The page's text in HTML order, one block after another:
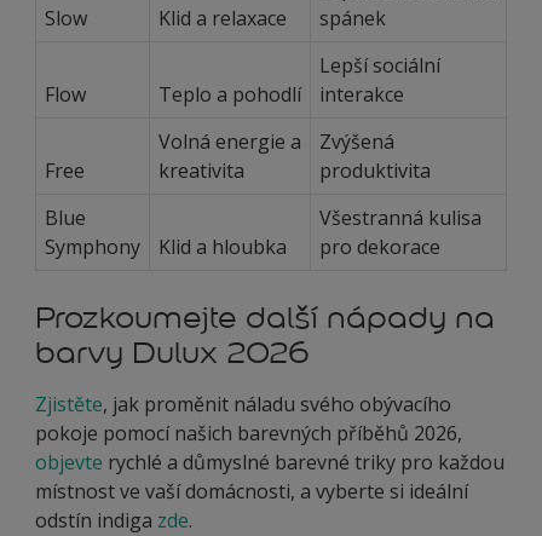
Slow Klid a relaxace
spánek
Flow Teplo a pohodlí
Lepší sociální
interakce
Free
Volná energie a
kreativita
Zvýšená
produktivita
Blue
Symphony
Klid a hloubka
Všestranná kulisa
pro dekorace
Prozkoumejte další nápady na
barvy Dulux 2026
Zjistěte, jak proměnit náladu svého obývacího
pokoje pomocí našich barevných příběhů 2026,
objevte rychlé a důmyslné barevné triky pro každou
místnost ve vaší domácnosti, a vyberte si ideální
odstín indiga zde.